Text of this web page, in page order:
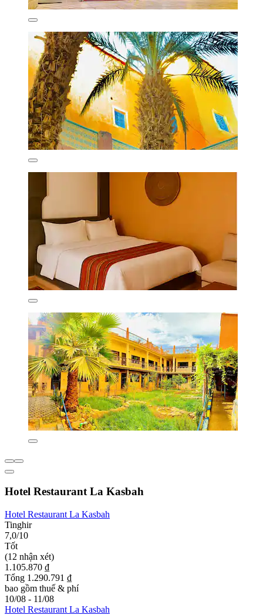
Hotel Restaurant La Kasbah
Hotel Restaurant La Kasbah
Tinghir
7,0/10
Tốt
(12 nhận xét)
1.105.870 ₫
Tổng 1.290.791 ₫
bao gồm thuế & phí
10/08 - 11/08
Hotel Restaurant La Kasbah